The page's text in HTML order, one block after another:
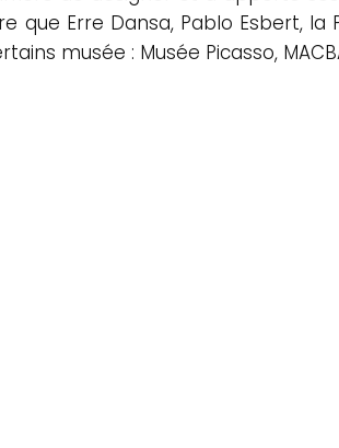
que Erre Dansa, Pablo Esbert,
musée : Musée Picasso,